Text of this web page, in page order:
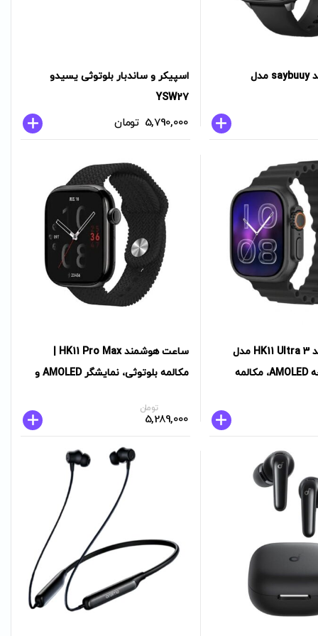
ساعت هوشمند saybuuy مدل
اسپیکر و ساندبار بلوتوثی یسیدو
YSW27
5,790,000 تومان
ساعت هوشمند HK11 Ultra 3 مدل
49mm با صفحه AMOLED، مکالمه
مکالمه بلوتوثی، نمایشگر AMOLED و
5,289,000
تومان